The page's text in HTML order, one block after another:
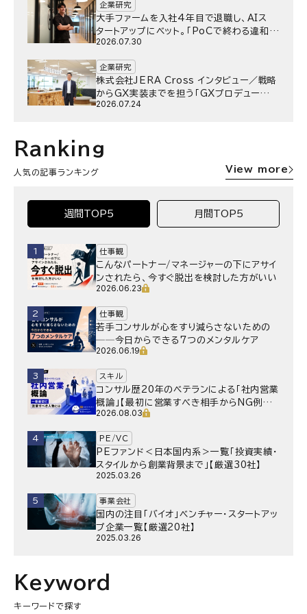
企業研究
大手ファームを入社4年目で退職し、AIス
タートアップにベット。｢PoCで終わる違和
感｣はどうなったのか／Gen-AX株式会社
2026.07.30
企業研究
株式会社JERA Cross インタビュー／戦略
からGX実装までを担う「GXプロデュー
サー」というキャリア
2026.07.24
Ranking
人気の記事ランキング View more
週間TOP5 月間TOP5
1 仕事観
こんなパートナー/マネージャーの下にアサイ
ンされたら、今すぐ脱出を検討した方がいい
2026.06.23
2 仕事観
若手コンサルが心をすり減らさないための
──今日からできる7つのメンタルケア
2026.06.19
3 スキル
コンサル歴20年のベテランによる「社内営業
概論」【最初に営業すべき相手からNG例ま
で】
2026.08.03
4 PE/VC
PEファンド＜日本国内系＞一覧「投資実績・
スタイルから創業背景まで」【厳選30社】
2025.03.26
5 事業会社
国内の注目「バイオ」ベンチャー・スタートアッ
プ企業一覧【厳選20社】
2025.03.26
Keyword
キーワードで探す